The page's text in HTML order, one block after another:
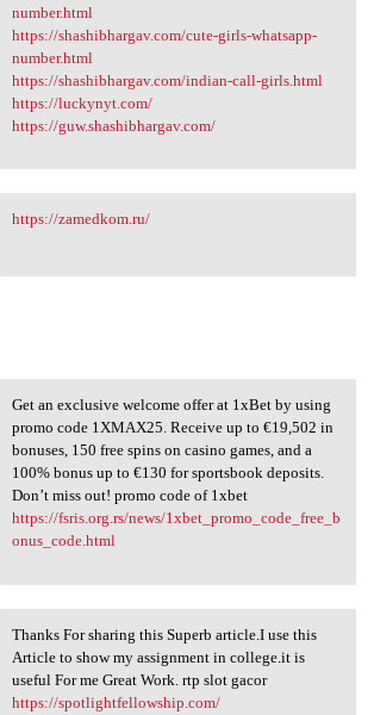
number.html
https://shashibhargav.com/cute-girls-whatsapp-
number.html
https://shashibhargav.com/indian-call-girls.html
https://luckynyt.com/
https://guw.shashibhargav.com/
zamedkom.ru/
https://zamedkom.ru/
an exclusive welcome
Get an exclusive welcome offer at 1xBet by using
promo code 1XMAX25. Receive up to €19,502 in
bonuses, 150 free spins on casino games, and a
100% bonus up to €130 for sportsbook deposits.
Don’t miss out! promo code of 1xbet
https://fsris.org.rs/news/1xbet_promo_code_free_b
onus_code.html
For sharing this
Thanks For sharing this Superb article.I use this
Article to show my assignment in college.it is
useful For me Great Work. rtp slot gacor
https://spotlightfellowship.com/